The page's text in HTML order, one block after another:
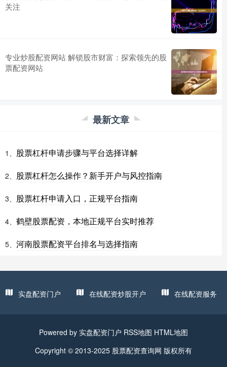
关注
专业炒股配资网站 解锁股市财富：探索领先的股
票配资网站
最新文章
1、 股票杠杆申请步骤与平台选择详解
2、 股票杠杆怎么操作？新手开户与风控指南
3、 股票杠杆申请入口，正规平台指南
4、 鹤壁股票配资，本地正规平台实时推荐
5、 河南股票配资平台排名与选择指南
实盘配资门户 在线配资炒股开户 在线配资服务
Powered by 实盘配资门户 RSS地图 HTML地图
Copyright © 2013-2025 股票配资查询网 版权所有